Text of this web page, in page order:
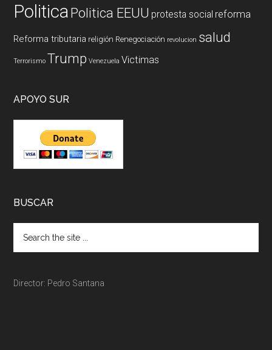
PoliticaPolitica EEUU protesta social reforma
Reforma tributaria religión Renegociación revolucion salud
Terrorismo Trump Venezuela Victimas
APOYO SUR
BUSCAR
Director: Pedro Santana